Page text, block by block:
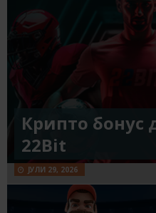
Крипто бонус
22Bit
ЈУЛИ 29, 2026